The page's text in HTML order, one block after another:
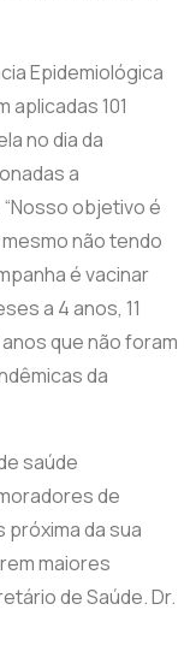
Epidemiológica
101
no dia da
a
objetivo é
não tendo
é vacinar
a 4 anos, 11
que não foram
da
saúde
de
próxima da sua
maiores
de Saúde. Dr.